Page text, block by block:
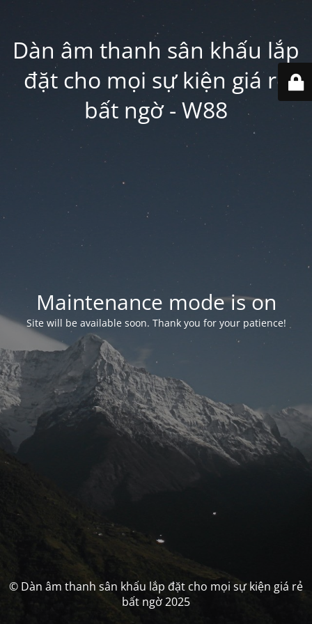
Dàn âm thanh sân khấu lắp
đặt cho mọi sự kiện giá rẻ
bất ngờ - W88
Maintenance mode is on
Site will be available soon. Thank you for your patience!
© Dàn âm thanh sân khấu lắp đặt cho mọi sự kiện giá rẻ
bất ngờ 2025